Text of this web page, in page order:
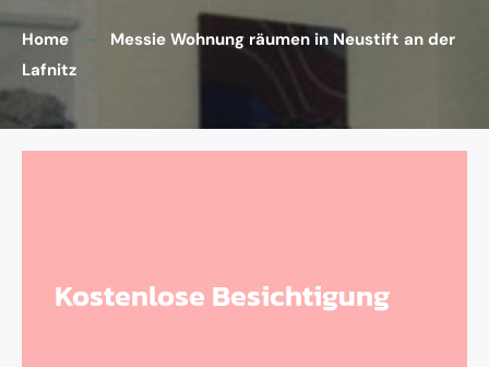
Home
Messie Wohnung räumen in Neustift an der
Lafnitz
Kostenlose Besichtigung